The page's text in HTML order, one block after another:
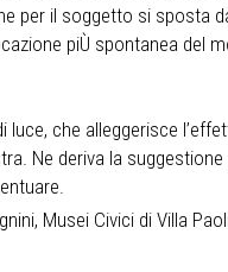
per il soggetto si sposta
piÙ spontanea del
che alleggerisce
Ne deriva la suggestione
Musei Civici di Villa